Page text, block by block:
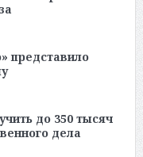
представило
до 350 тысяч
дела